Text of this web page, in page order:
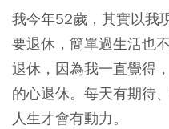
我今年52歲，其實以我
要退休，簡單過生活也
退休，因為我一直覺得
的心退休。每天有期待
人生才會有動力。